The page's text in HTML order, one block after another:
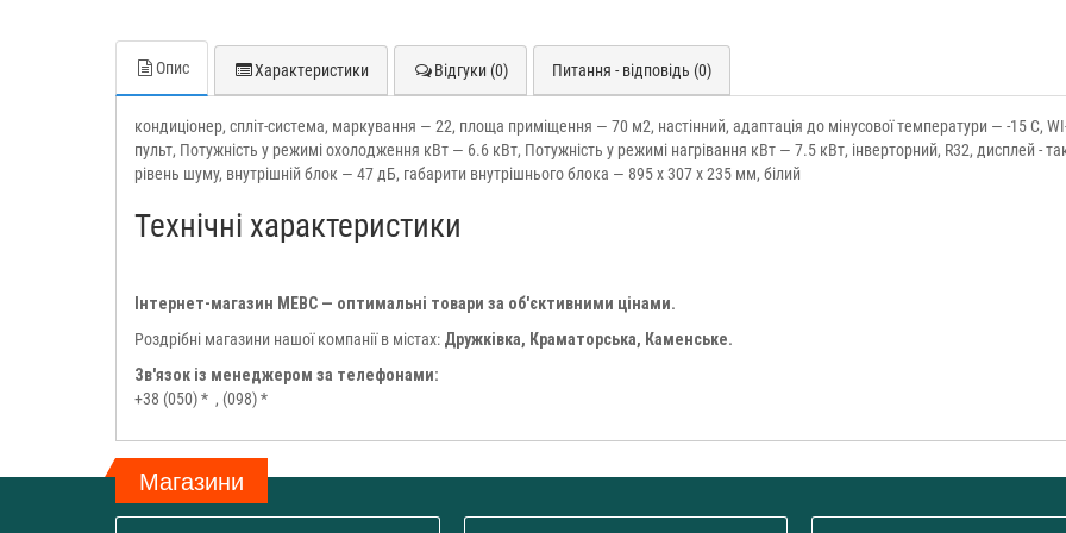
Опис Характеристики Відгуки (0) Питання - відповідь (0)
кондиціонер, спліт-система, маркування — 22, площа приміщення — 70 м2, настінний, адаптація до мінусової температури — -15 C,
пульт, Потужність у режимі охолодження кВт — 6.6 кВт, Потужність у режимі нагрівання кВт — 7.5 кВт, інверторний, R32, дисплей -
рівень шуму, внутрішній блок — 47 дБ, габарити внутрішнього блока — 895 х 307 х 235 мм, білий
Технічні характеристики
Інтернет-магазин МЕВС — оптимальні товари за об'єктивними цінами.
Роздрібні магазини нашої компанії в містах: Дружківка, Краматорська, Каменське.
Зв'язок із менеджером за телефонами:
+38 (050) * , (098) *
Магазини